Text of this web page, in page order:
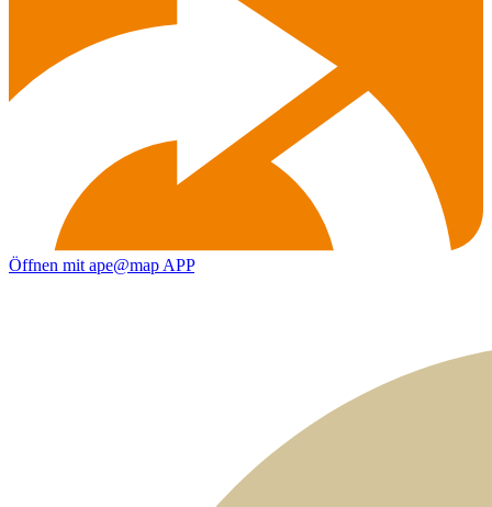
Öffnen mit ape@map APP